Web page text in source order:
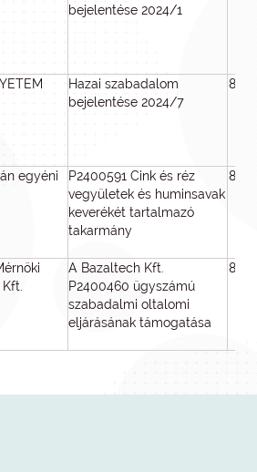
bejelentése 2024/1
Hazai szabadalom
bejelentése 2024/7
800
egyéni
P2400591 Cink és réz
vegyületek és huminsavak
keverékét tartalmazó
takarmány
800
A Bazaltech Kft.
P2400460 ügyszámú
szabadalmi oltalomi
eljárásának támogatása
800